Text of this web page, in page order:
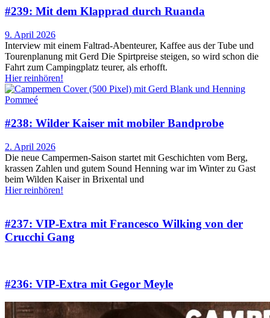
#239: Mit dem Klapprad durch Ruanda
9. April 2026
Interview mit einem Faltrad-Abenteurer, Kaffee aus der Tube und
Tourenplanung mit Gerd Die Spirtpreise steigen, so wird schon die
Fahrt zum Campingplatz teurer, als erhofft.
Hier reinhören!
#238: Wilder Kaiser mit mobiler Bandprobe
2. April 2026
Die neue Campermen-Saison startet mit Geschichten vom Berg,
krassen Zahlen und gutem Sound Henning war im Winter zu Gast
beim Wilden Kaiser in Brixental und
Hier reinhören!
#237: VIP-Extra mit Francesco Wilking von der
Crucchi Gang
#236: VIP-Extra mit Gegor Meyle